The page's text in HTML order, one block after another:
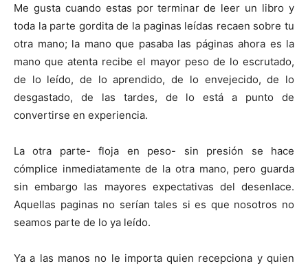
Me gusta cuando estas por terminar de leer un libro y
toda la parte gordita de la paginas leídas recaen sobre tu
otra mano; la mano que pasaba las páginas ahora es la
mano que atenta recibe el mayor peso de lo escrutado,
de lo leído, de lo aprendido, de lo envejecido, de lo
desgastado, de las tardes, de lo está a punto de
convertirse en experiencia.
La otra parte- floja en peso- sin presión se hace
cómplice inmediatamente de la otra mano, pero guarda
sin embargo las mayores expectativas del desenlace.
Aquellas paginas no serían tales si es que nosotros no
seamos parte de lo ya leído.
Ya a las manos no le importa quien recepciona y quien